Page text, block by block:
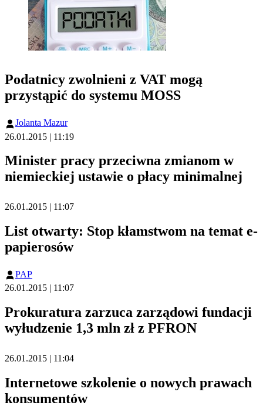
Podatnicy zwolnieni z VAT mogą
przystąpić do systemu MOSS
Jolanta Mazur
26.01.2015 | 11:19
Minister pracy przeciwna zmianom w
niemieckiej ustawie o płacy minimalnej
26.01.2015 | 11:07
List otwarty: Stop kłamstwom na temat e-
papierosów
PAP
26.01.2015 | 11:07
Prokuratura zarzuca zarządowi fundacji
wyłudzenie 1,3 mln zł z PFRON
26.01.2015 | 11:04
Internetowe szkolenie o nowych prawach
konsumentów